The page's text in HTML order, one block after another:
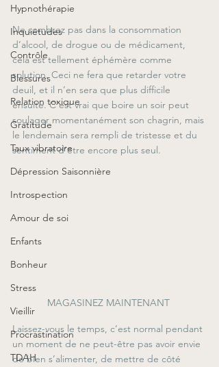
Hypnothérapie
Inquiétudes
Contrôle
Blessures
Relation toxique
Gratitude
Taux vibratoire
Dépression Saisonnière
Introspection
Amour de soi
Enfants
Bonheur
Stress
Vieillir
Procrastination
TDAH
Ne sombrez pas dans la consommation
d’alcool, de drogue ou de médicament,
cela est tellement éphémère comme
solution. Ceci ne fera que retarder votre
deuil, et il n’en sera que plus difficile
ensuite. C’est vrai que boire un soir peut
soulager momentanément son chagrin, mais
le lendemain sera rempli de tristesse et du
sentiment d’être encore plus seul.
MAGASINEZ MAINTENANT
Laissez-vous le temps, c’est normal pendant
un moment de ne peut-être pas avoir envie
de bien s’alimenter, de mettre de côté